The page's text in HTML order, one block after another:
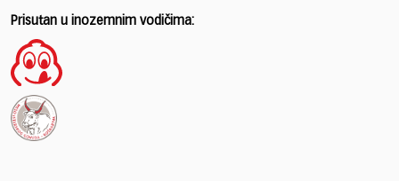
Prisutan u inozemnim vodičima: